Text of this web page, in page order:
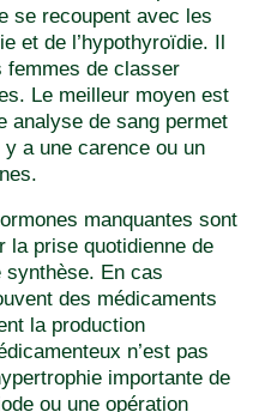
se recoupent avec les
et de l’hypothyroïdie. Il
femmes de classer
Le meilleur moyen est
analyse de sang permet
y a une carence ou un
manquantes sont
la prise quotidienne de
synthèse. En cas
des médicaments
la production
n’est pas
importante de
ou une opération